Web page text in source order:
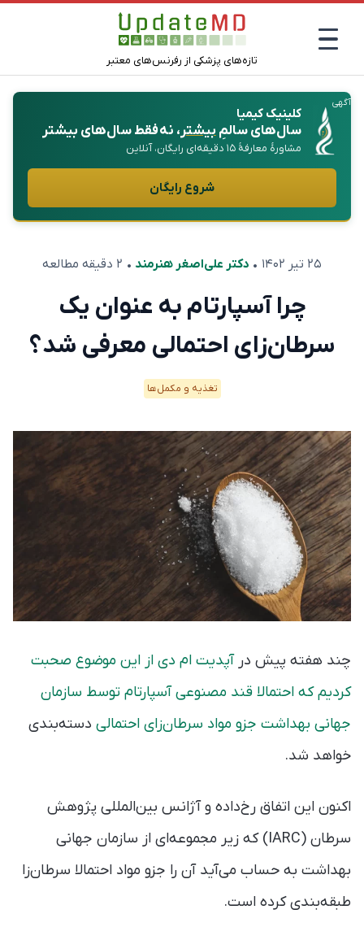
تازه‌های پزشکی از رفرنس‌های معتبر
آگهی
کلینیک کیمیا
سال‌های سالمِبیشتر، نه فقط سال‌های بیشتر
مشاورهٔ معارفهٔ ۱۵ دقیقه‌ای رایگان، آنلاین
شروع رایگان
۲۵ تیر ۱۴۰۲ • دکتر علی‌اصغر هنرمند • ۲ دقیقه مطالعه
چرا آسپارتام به عنوان یک
سرطان‌زای احتمالی معرفی شد؟
تغذیه و مکمل‌ها
چند هفته پیش درآپدیت ام دی از این موضوع صحبت
کردیم که احتمالا قند مصنوعی آسپارتام توسط سازمان
جهانی بهداشت جزو مواد سرطان‌زای احتمالی دسته‌بندی
خواهد شد.
اکنون این اتفاق رخ‌داده و آژانس بین‌المللی پژوهش‌
سرطان (IARC) که زیر مجموعه‌ای از سازمان جهانی
بهداشت به حساب می‌آید آن را جزو مواد احتمالا سرطان‌زا
طبقه‌بندی کرده‌ است.